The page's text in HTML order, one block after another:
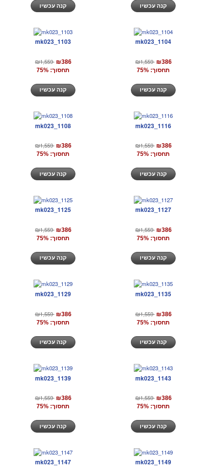
mk023_1103
₪1,559 ₪386
תחסוך: 75%
mk023_1104
₪1,559 ₪386
תחסוך: 75%
mk023_1108
₪1,559 ₪386
תחסוך: 75%
mk023_1116
₪1,559 ₪386
תחסוך: 75%
mk023_1125
₪1,559 ₪386
תחסוך: 75%
mk023_1127
₪1,559 ₪386
תחסוך: 75%
mk023_1129
₪1,559 ₪386
תחסוך: 75%
mk023_1135
₪1,559 ₪386
תחסוך: 75%
mk023_1139
₪1,559 ₪386
תחסוך: 75%
mk023_1143
₪1,559 ₪386
תחסוך: 75%
mk023_1147 mk023_1149